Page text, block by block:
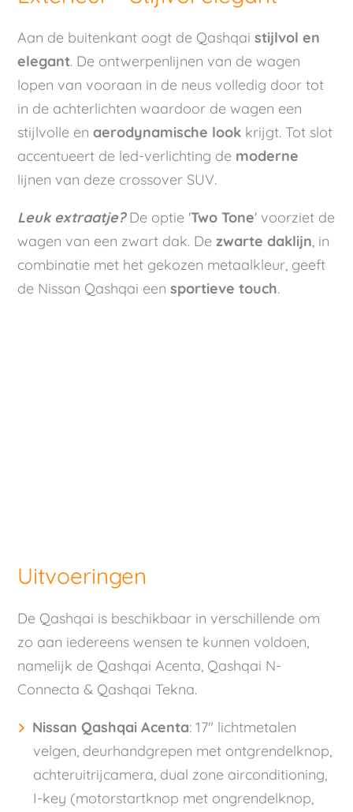
Aan de buitenkant oogt de Qashqai stijlvol en
elegant. De ontwerpenlijnen van de wagen
lopen van vooraan in de neus volledig door tot
in de achterlichten waardoor de wagen een
stijlvolle enaerodynamische look krijgt. Tot slot
accentueert de led-verlichting de moderne
lijnen van deze crossover SUV.
Leuk extraatje?De optie 'Two Tone' voorziet de
wagen van een zwart dak. Dezwarte daklijn, in
combinatie met het gekozen metaalkleur, geeft
de Nissan Qashqai eensportieve touch.
Uitvoeringen
De Qashqai is beschikbaar in verschillende om
zo aan iedereens wensen te kunnen voldoen,
namelijk de Qashqai Acenta, Qashqai N-
Connecta & Qashqai Tekna.
Nissan Qashqai Acenta: 17" lichtmetalen
velgen, deurhandgrepen met ontgrendelknop,
achteruitrijcamera, dual zone airconditioning,
I-key (motorstartknop met ongrendelknop,